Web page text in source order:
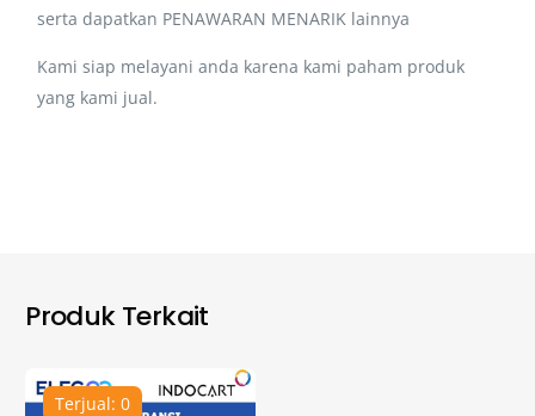
serta dapatkan PENAWARAN MENARIK lainnya
Kami siap melayani anda karena kami paham produk
yang kami jual.
Produk Terkait
Terjual: 0